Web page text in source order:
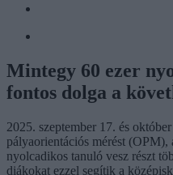
Mintegy 60 ezer
fontos dolga a
2025. szeptember 17. és
pályaorientációs mérést
nyolcadikos tanuló vesz részt
diákokat ezzel segítik a